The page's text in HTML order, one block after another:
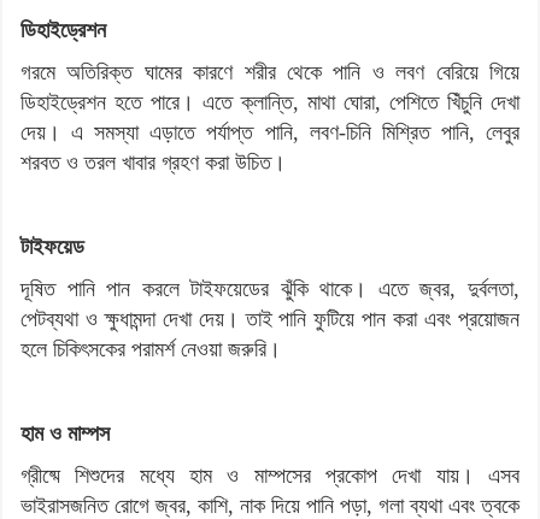
ডিহাইড্রেশন
গরমে অতিরিক্ত ঘামের কারণে শরীর থেকে পানি ও লবণ বেরিয়ে গিয়ে
ডিহাইড্রেশন হতে পারে। এতে ক্লান্তি, মাথা ঘোরা, পেশিতে খিঁচুনি দেখা
দেয়। এ সমস্যা এড়াতে পর্যাপ্ত পানি, লবণ-চিনি মিশ্রিত পানি, লেবুর
শরবত ও তরল খাবার গ্রহণ করা উচিত।
টাইফয়েড
দূষিত পানি পান করলে টাইফয়েডের ঝুঁকি থাকে। এতে জ্বর, দুর্বলতা,
পেটব্যথা ও ক্ষুধামন্দা দেখা দেয়। তাই পানি ফুটিয়ে পান করা এবং প্রয়োজন
হলে চিকিৎসকের পরামর্শ নেওয়া জরুরি।
হাম ও মাম্পস
গ্রীষ্মে শিশুদের মধ্যে হাম ও মাম্পসের প্রকোপ দেখা যায়। এসব
ভাইরাসজনিত রোগে জ্বর, কাশি, নাক দিয়ে পানি পড়া, গলা ব্যথা এবং ত্বকে